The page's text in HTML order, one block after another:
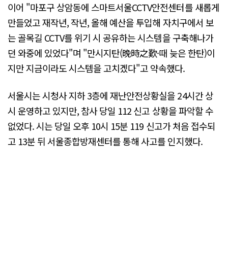
이어 "마포구 상암동에 스마트서울CCTV안전센터를 새롭게
만들었고 재작년, 작년, 올해 예산을 투입해 자치구에서 보
는 골목길 CCTV를 위기 시 공유하는 시스템을 구축해나가
던 와중에 있었다"며 "만시지탄(晩時之歎·때 늦은 한탄)이
지만 지금이라도 시스템을 고치겠다"고 약속했다.
서울시는 시청사 지하 3층에 재난안전상황실을 24시간 상
시 운영하고 있지만, 참사 당일 112 신고 상황을 파악할 수
없었다. 시는 당일 오후 10시 15분 119 신고가 처음 접수되
고 13분 뒤 서울종합방재센터를 통해 사고를 인지했다.